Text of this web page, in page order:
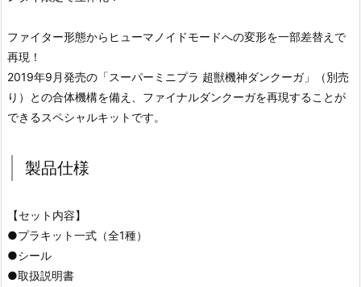
ファイター形態からヒューマノイドモードへの変形を一部差替えで
再現！
2019年9月発売の「スーパーミニプラ 超獣機神ダンクーガ」（別売
り）との合体機構を備え、ファイナルダンクーガを再現することが
できるスペシャルキットです。
製品仕様
【セット内容】
●プラキット一式（全1種）
●シール
●取扱説明書